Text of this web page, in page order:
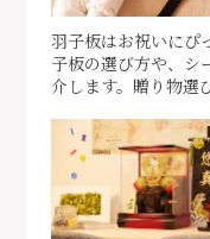
羽子板はお祝いにぴ
子板の選び方や、シ
介します。贈り物選